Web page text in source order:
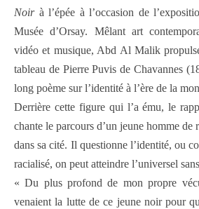
Noirà l’épée à l’occasion de
Musée d’Orsay. Mêlant art
vidéo et musique, Abd Al Malik
tableau de Pierre Puvis de Chavannes
long poème sur l’identité à l’ère de la
Derrière cette figure qui l’a ému, le
chante le parcours d’un jeune homme de
dans sa cité. Il questionne l’identité, ou
racialisé, on peut atteindre l’universel
« Du plus profond de mon propre
venaient la lutte de ce jeune noir pour